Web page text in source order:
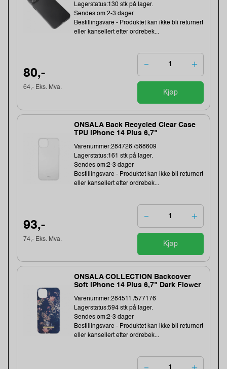
Lagerstatus:130 stk på lager.
Sendes om:2-3 dager
Bestillingsvare - Produktet kan ikke bli returnert
eller kansellert etter ordrebek...
80,-
64,- Eks. Mva.
Kjøp
ONSALA Back Recycled Clear Case
TPU iPhone 14 Plus 6,7"
Varenummer:284726 /588609
Lagerstatus:161 stk på lager.
Sendes om:2-3 dager
Bestillingsvare - Produktet kan ikke bli returnert
eller kansellert etter ordrebek...
93,-
74,- Eks. Mva.
Kjøp
ONSALA COLLECTION Backcover
Soft iPhone 14 Plus 6,7" Dark Flower
Varenummer:284511 /577176
Lagerstatus:594 stk på lager.
Sendes om:2-3 dager
Bestillingsvare - Produktet kan ikke bli returnert
eller kansellert etter ordrebek...